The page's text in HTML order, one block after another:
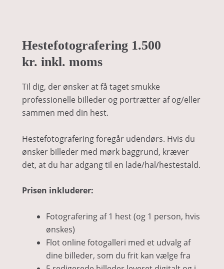
Hestefotografering 1.500
kr. inkl. moms
Til dig, der ønsker at få taget smukke
professionelle billeder og portrætter af og/eller
sammen med din hest.
Hestefotografering foregår udendørs. Hvis du
ønsker billeder med mørk baggrund, kræver
det, at du har adgang til en lade/hal/hestestald.
Prisen inkluderer:
Fotografering af 1 hest (og 1 person, hvis
ønskes)
Flot online fotogalleri med et udvalg af
dine billeder, som du frit kan vælge fra